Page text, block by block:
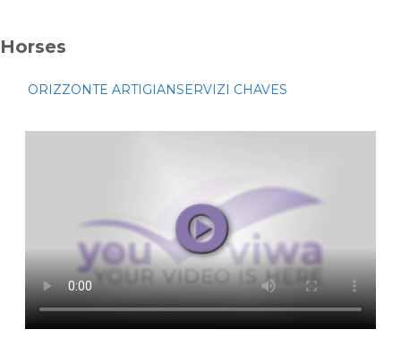
Horses
ORIZZONTE ARTIGIANSERVIZI CHAVES